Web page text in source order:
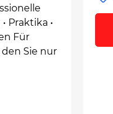
Praktika •
Für
Sie nur